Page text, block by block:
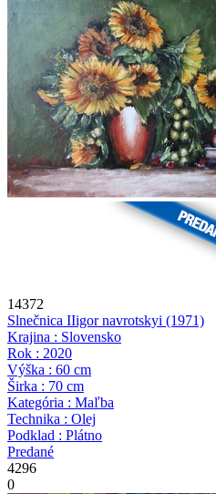
14372
Slnečnica IIigor navrotskyi (1971)
Krajina : Slovensko
Rok : 2020
Výška : 60 cm
Širka : 70 cm
Kategória : Maľba
Technika : Olej
Podklad : Plátno
Predané
4296
0